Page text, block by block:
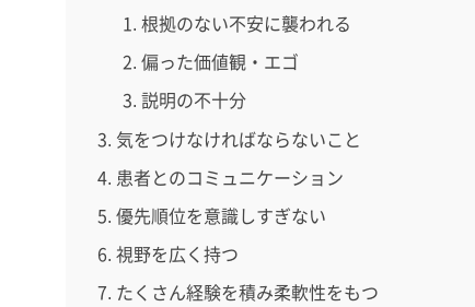
根拠のない不安に襲われる
偏った価値観・エゴ
説明の不十分
気をつけなければならないこと
患者とのコミュニケーション
優先順位を意識しすぎない
視野を広く持つ
たくさん経験を積み柔軟性をもつ